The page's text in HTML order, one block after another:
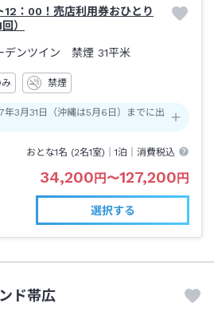
12：00！売店利用券おひとり
）
デンツイン 禁煙 31平米
禁煙
3月31日（沖縄は5月6日）までに出
おとな1名 (2名1室)｜1泊 ｜消費税込
34,200 円 〜127,200 円
選択する
ド帯広